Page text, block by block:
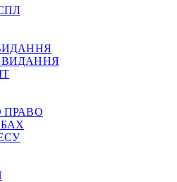
ВИДАННЯ
ПРАВО